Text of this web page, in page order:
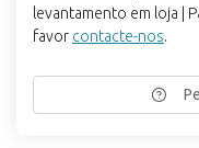
levantamento em loja |
favor contacte-nos.